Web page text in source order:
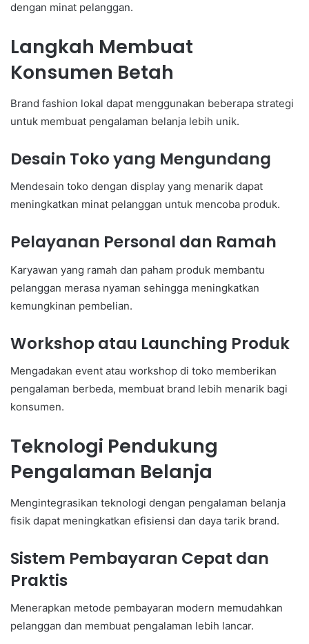
dengan minat pelanggan.
Langkah Membuat
Konsumen Betah
Brand fashion lokal dapat menggunakan beberapa strategi
untuk membuat pengalaman belanja lebih unik.
Desain Toko yang Mengundang
Mendesain toko dengan display yang menarik dapat
meningkatkan minat pelanggan untuk mencoba produk.
Pelayanan Personal dan Ramah
Karyawan yang ramah dan paham produk membantu
pelanggan merasa nyaman sehingga meningkatkan
kemungkinan pembelian.
Workshop atau Launching Produk
Mengadakan event atau workshop di toko memberikan
pengalaman berbeda, membuat brand lebih menarik bagi
konsumen.
Teknologi Pendukung
Pengalaman Belanja
Mengintegrasikan teknologi dengan pengalaman belanja
fisik dapat meningkatkan efisiensi dan daya tarik brand.
Sistem Pembayaran Cepat dan
Praktis
Menerapkan metode pembayaran modern memudahkan
pelanggan dan membuat pengalaman lebih lancar.